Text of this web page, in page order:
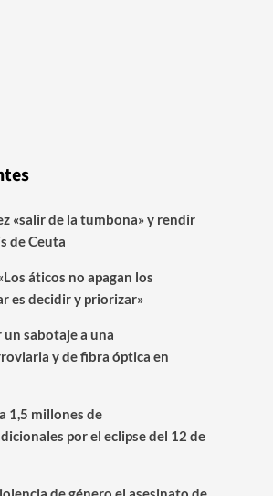
«salir de la tumbona» y rendir
de Ceuta
áticos no apagan los
es decidir y priorizar»
sabotaje a una
y de fibra óptica en
1,5 millones de
por el eclipse del 12 de